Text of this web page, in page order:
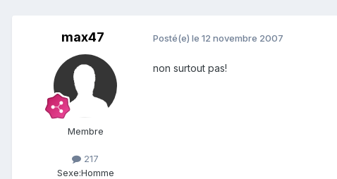
max47
Membre
217
Sexe:Homme
Posté(e) le 12 novembre 2007
non surtout pas!